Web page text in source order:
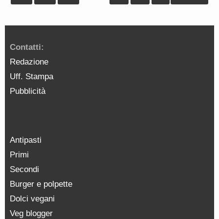
Contatti:
Redazione
Uff. Stampa
Pubblicità
Antipasti
Primi
Secondi
Burger e polpette
Dolci vegani
Veg blogger